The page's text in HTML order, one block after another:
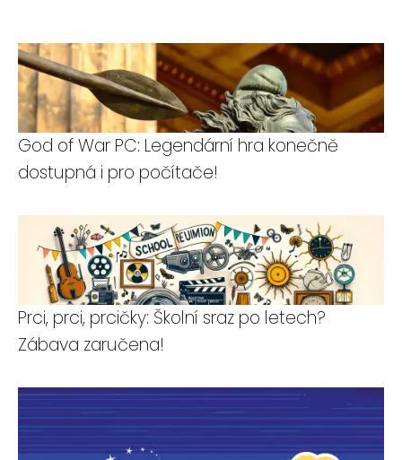
God of War PC: Legendární hra konečně
dostupná i pro počítače!
Prci, prci, prcičky: Školní sraz po letech?
Zábava zaručena!